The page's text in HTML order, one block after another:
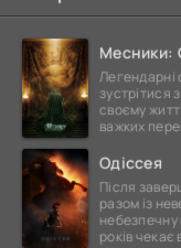
Месники:
Легендарні
зустрітися
своєму
важких
Одіссея
Після
разом із
років